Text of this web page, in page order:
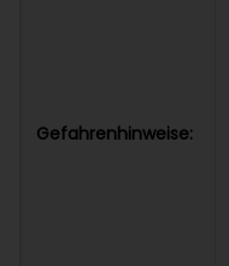
Gefahrenhinweise: